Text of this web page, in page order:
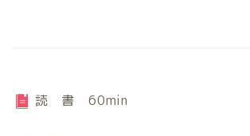
読 書 60min